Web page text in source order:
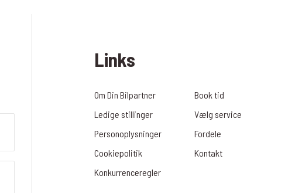
Links
Om Din Bilpartner
Book tid
Ledige stillinger
Vælg service
Personoplysninger
Fordele
Cookiepolitik
Kontakt
Konkurrenceregler